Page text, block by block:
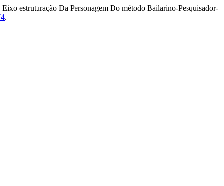
estruturação Da Personagem Do método Bailarino-Pesquisador-
.